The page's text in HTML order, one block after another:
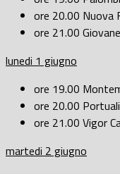
ore 20.00 Nuova
ore 21.00
lunedi 1 giugno
ore 19.00
ore 20.00
ore 21.00 Vigor
martedi 2 giugno